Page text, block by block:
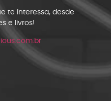
te interessa, desde
e livros!